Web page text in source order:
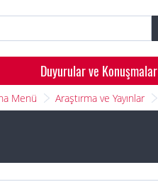
Duyurular ve Konuşmalar
Menü Araştırma ve Yayınlar